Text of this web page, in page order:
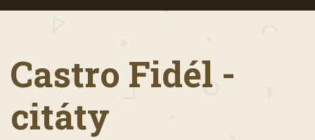
Castro Fidél -
citáty